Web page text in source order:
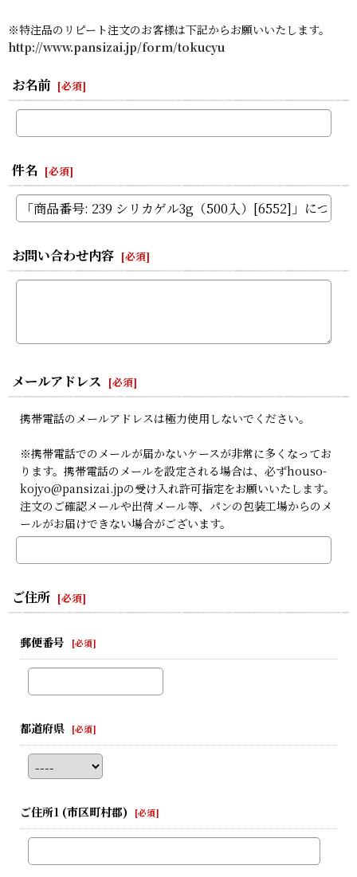
※特注品のリピート注文のお客様は下記からお願いいたします。
http://www.pansizai.jp/form/tokucyu
お名前 [必須]
件名 [必須]
お問い合わせ内容 [必須]
メールアドレス [必須]
携帯電話のメールアドレスは極力使用しないでください。
※携帯電話でのメールが届かないケースが非常に多くなってお
ります。携帯電話のメールを設定される場合は、必ずhouso-
kojyo@pansizai.jpの受け入れ許可指定をお願いいたします。
注文のご確認メールや出荷メール等、パンの包装工場からのメ
ールがお届けできない場合がございます。
ご住所 [必須]
郵便番号 [必須]
都道府県 [必須]
ご住所1 (市区町村郡) [必須]